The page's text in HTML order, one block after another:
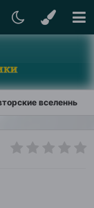
вселенные